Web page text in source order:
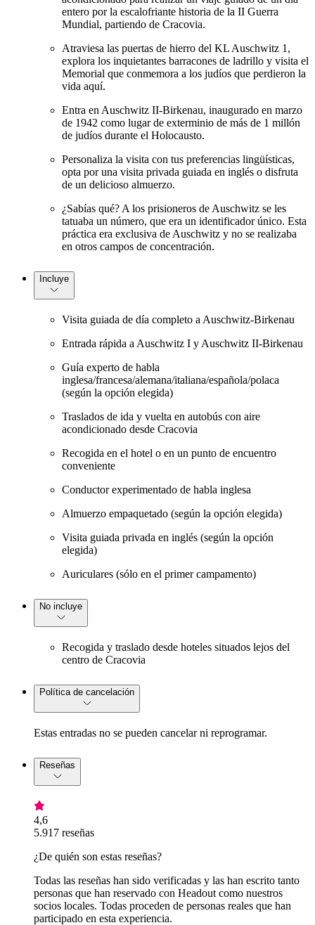
entero por la escalofriante historia de la II Guerra
Mundial, partiendo de Cracovia.
Atraviesa las puertas de hierro del KL Auschwitz 1,
explora los inquietantes barracones de ladrillo y visita el
Memorial que conmemora a los judíos que perdieron la
vida aquí.
Entra en Auschwitz II-Birkenau, inaugurado en marzo
de 1942 como lugar de exterminio de más de 1 millón
de judíos durante el Holocausto.
Personaliza la visita con tus preferencias lingüísticas,
opta por una visita privada guiada en inglés o disfruta
de un delicioso almuerzo.
¿Sabías qué? A los prisioneros de Auschwitz se les
tatuaba un número, que era un identificador único. Esta
práctica era exclusiva de Auschwitz y no se realizaba
en otros campos de concentración.
Incluye
Visita guiada de día completo a Auschwitz-Birkenau
Entrada rápida a Auschwitz I y Auschwitz II-Birkenau
Guía experto de habla
inglesa/francesa/alemana/italiana/española/polaca
(según la opción elegida)
Traslados de ida y vuelta en autobús con aire
acondicionado desde Cracovia
Recogida en el hotel o en un punto de encuentro
conveniente
Conductor experimentado de habla inglesa
Almuerzo empaquetado (según la opción elegida)
Visita guiada privada en inglés (según la opción
elegida)
Auriculares (sólo en el primer campamento)
No incluye
Recogida y traslado desde hoteles situados lejos del
centro de Cracovia
Política de cancelación
Estas entradas no se pueden cancelar ni reprogramar.
Reseñas
4,6
5.917 reseñas
¿De quién son estas reseñas?
Todas las reseñas han sido verificadas y las han escrito tanto
personas que han reservado con Headout como nuestros
socios locales. Todas proceden de personas reales que han
participado en esta experiencia.